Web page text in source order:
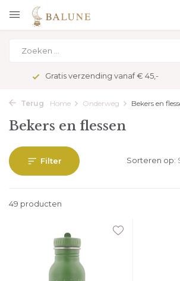
Veilig betalen met
Terug Home Onderweg Bekers en
Bekers en flessen
Filter
49 producten
Sorteren op: